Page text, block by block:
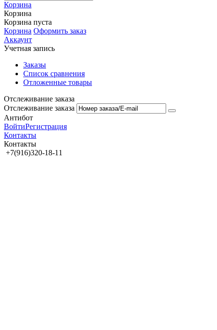
Корзина
Корзина
Корзина пуста
Корзина Оформить заказ
Аккаунт
Учетная запись
Заказы
Список сравнения
Отложенные товары
Отслеживание заказа
Отслеживание заказа
Антибот
ВойтиРегистрация
Контакты
Контакты
+7(916)320-18-11